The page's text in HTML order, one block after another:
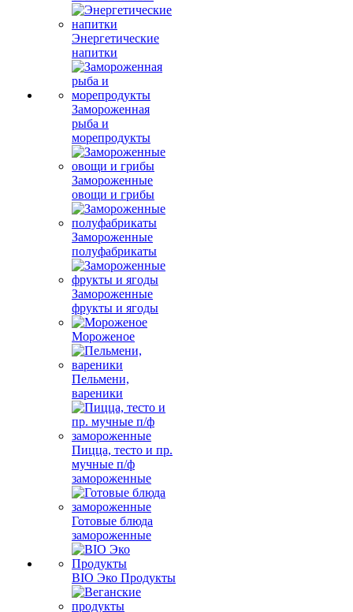
Энергетические
напитки
Замороженная
рыба и
морепродукты
Замороженные
овощи и грибы
Замороженные
полуфабрикаты
Замороженные
фрукты и ягоды
Мороженое
Пельмени,
вареники
Пицца, тесто и пр.
мучные п/ф
замороженные
Готовые блюда
замороженные
BIO Эко Продукты